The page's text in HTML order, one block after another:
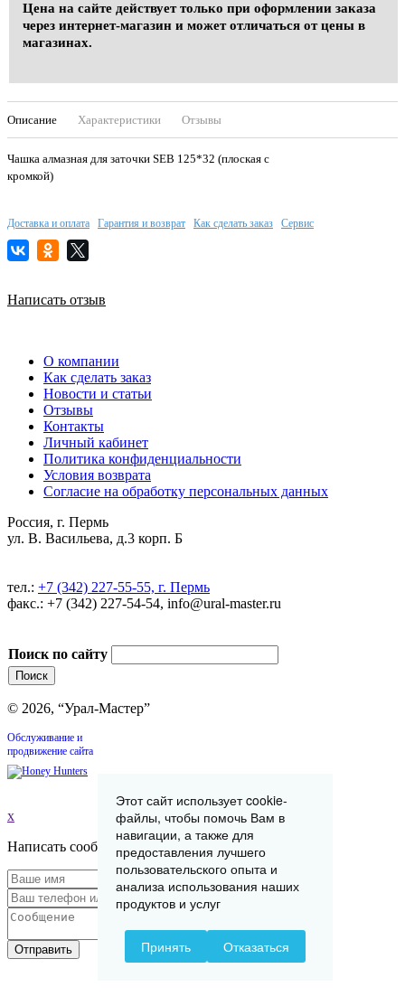
Цена на сайте действует только при оформлении заказа
через интернет-магазин и может отличаться от цены в
магазинах.
Описание Характеристики Отзывы
Чашка алмазная для заточки SEB 125*32 (плоская с
кромкой)
Доставка и оплата Гарантия и возврат Как сделать заказ Сервис
Написать отзыв
О компании
Как сделать заказ
Новости и статьи
Отзывы
Контакты
Личный кабинет
Политика конфиденциальности
Условия возврата
Согласие на обработку персональных данных
Россия, г. Пермь
ул. В. Васильева, д.3 корп. Б
тел.: +7 (342) 227-55-55, г. Пермь
факс.: +7 (342) 227-54-54, info@ural-master.ru
Поиск по сайту
© 2026, “Урал-Мастер”
Обслуживание и
продвижение сайта
x
Написать сообщение
Отправить
Этот сайт использует cookie-
файлы, чтобы помочь Вам в
навигации, а также для
предоставления лучшего
пользовательского опыта и
анализа использования наших
продуктов и услуг
Принять Отказаться